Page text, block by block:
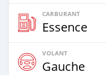
CARBURANT
Essence
VOLANT
Gauche